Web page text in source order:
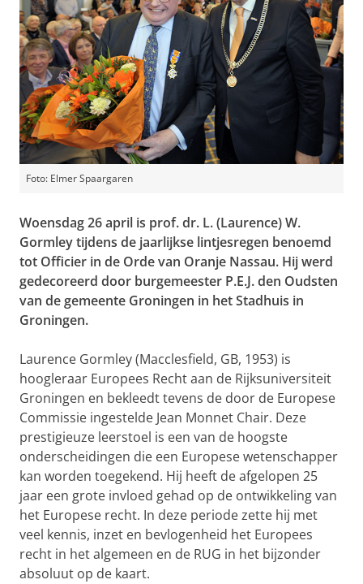
Foto: Elmer Spaargaren
Woensdag 26 april is prof. dr. L. (Laurence) W.
Gormley tijdens de jaarlijkse lintjesregen benoemd
tot Officier in de Orde van Oranje Nassau. Hij werd
gedecoreerd door burgemeester P.E.J. den Oudsten
van de gemeente Groningen in het Stadhuis in
Groningen.
Laurence Gormley (Macclesfield, GB, 1953) is
hoogleraar Europees Recht aan de Rijksuniversiteit
Groningen en bekleedt tevens de door de Europese
Commissie ingestelde Jean Monnet Chair. Deze
prestigieuze leerstoel is een van de hoogste
onderscheidingen die een Europese wetenschapper
kan worden toegekend. Hij heeft de afgelopen 25
jaar een grote invloed gehad op de ontwikkeling van
het Europese recht. In deze periode zette hij met
veel kennis, inzet en bevlogenheid het Europees
recht in het algemeen en de RUG in het bijzonder
absoluut op de kaart.